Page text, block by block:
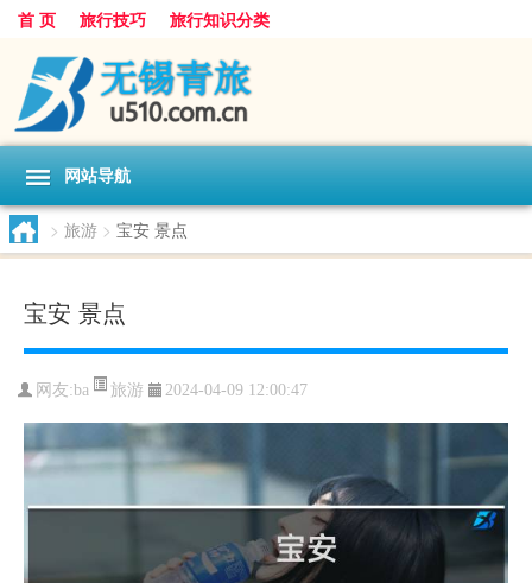
首 页 旅行技巧 旅行知识分类
网站导航
> 旅游 > 宝安 景点
宝安 景点
网友:ba 旅游 2024-04-09 12:00:47